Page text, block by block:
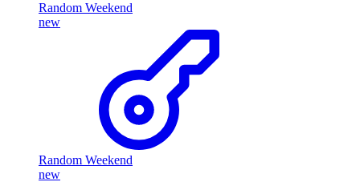
Random Weekend
new
Random Weekend
new